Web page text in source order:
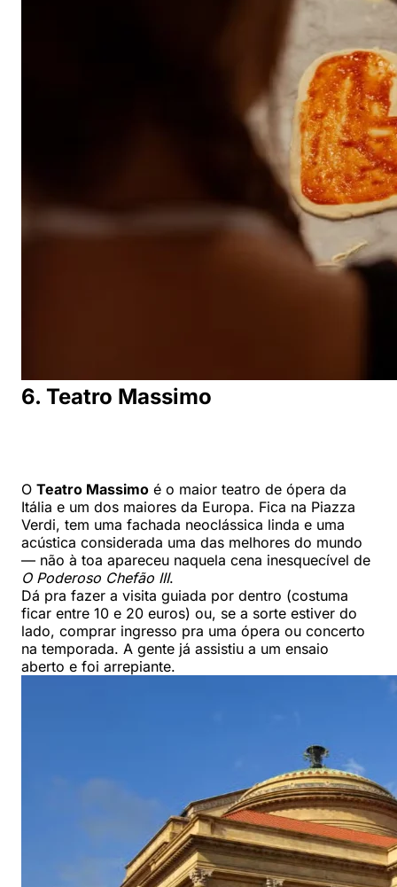
6. Teatro Massimo
O Teatro Massimo é o maior teatro de ópera da
Itália e um dos maiores da Europa. Fica na Piazza
Verdi, tem uma fachada neoclássica linda e uma
acústica considerada uma das melhores do mundo
— não à toa apareceu naquela cena inesquecível de
O Poderoso Chefão III.
Dá pra fazer a visita guiada por dentro (costuma
ficar entre 10 e 20 euros) ou, se a sorte estiver do
lado, comprar ingresso pra uma ópera ou concerto
na temporada. A gente já assistiu a um ensaio
aberto e foi arrepiante.